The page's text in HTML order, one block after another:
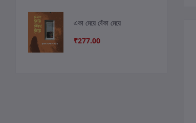
একা মেয়ে বেঁকা মেয়ে
₹277.00